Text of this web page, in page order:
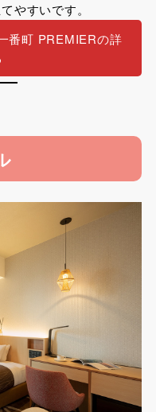
やすいです。
番町 PREMIERの詳